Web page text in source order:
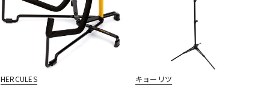
HERCULES キョーリツ